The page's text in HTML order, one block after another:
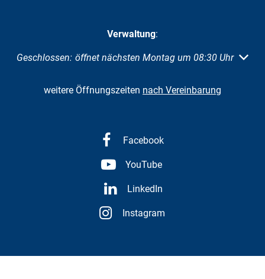
Verwaltung:
Klicken, um weitere Öffnungs- oder Schließzeiten
Geschlossen: öffnet nächsten Montag um 08:30 Uhr
weitere Öffnungszeiten nach Vereinbarung
Facebook
YouTube
LinkedIn
Instagram